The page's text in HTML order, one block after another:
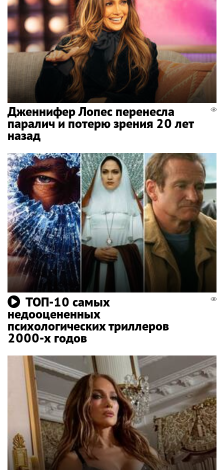
Дженнифер Лопес перенесла
паралич и потерю зрения 20 лет
назад
ТОП-10 самых
недооцененных
психологических триллеров
2000-х годов